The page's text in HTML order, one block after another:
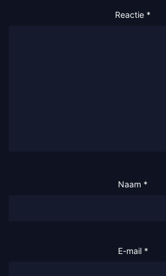
Reactie *
Naam *
E-mail *